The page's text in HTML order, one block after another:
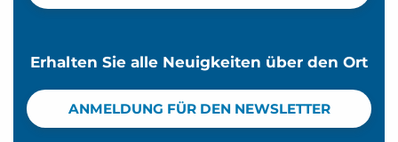
Erhalten Sie alle Neuigkeiten über den Ort
ANMELDUNG FÜR DEN NEWSLETTER